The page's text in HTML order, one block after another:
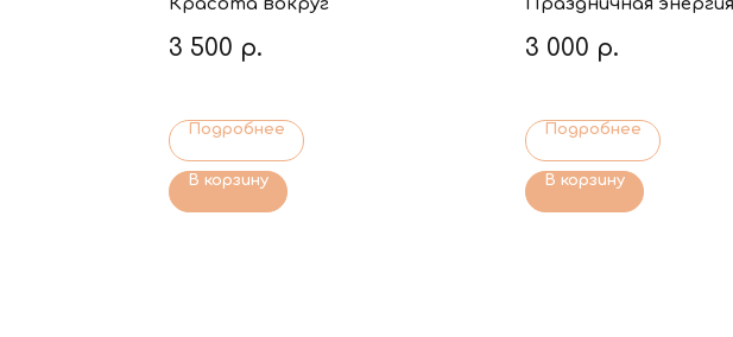
Красота вокруг
3 500 р.
Подробнее
В корзину
Праздничная энергия
3 000 р.
Подробнее
В корзину